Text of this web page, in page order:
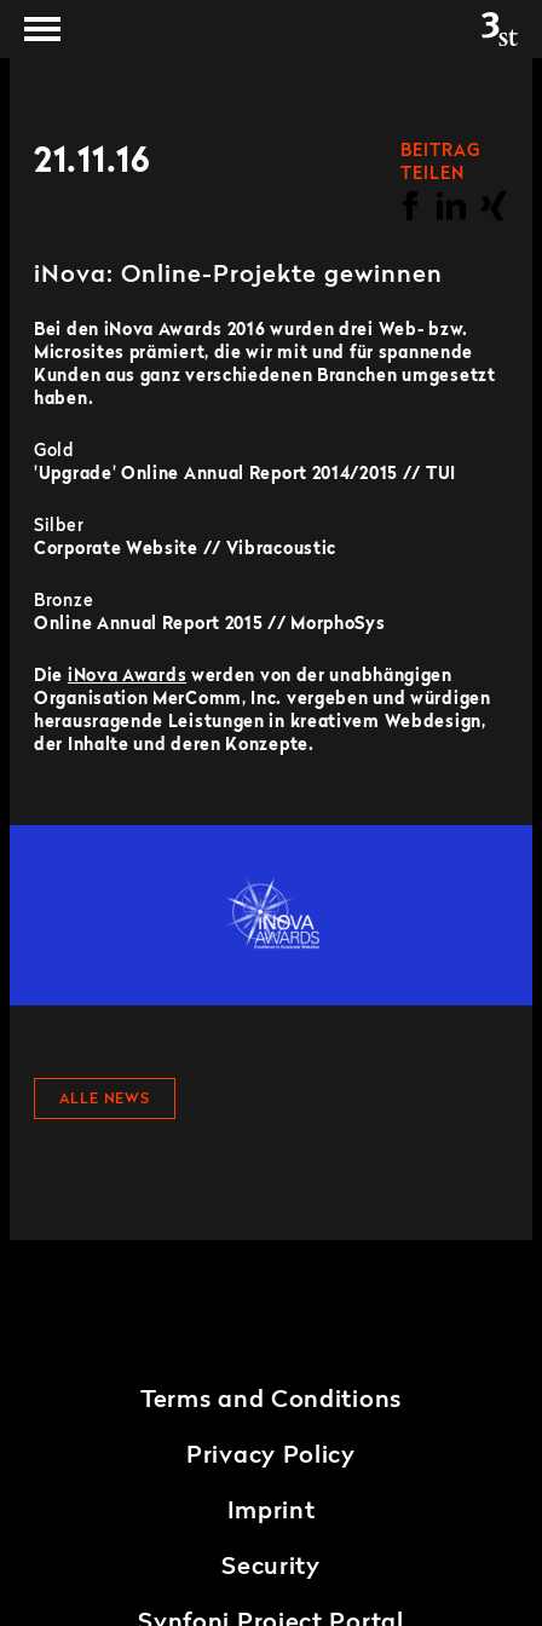
21.11.16
BEITRAG
TEILEN
iNova: Online-Projekte gewinnen
Bei den iNova Awards 2016 wurden drei Web- bzw.
Microsites prämiert, die wir mit und für spannende
Kunden aus ganz verschiedenen Branchen umgesetzt
haben.
Gold
'Upgrade' Online Annual Report 2014/2015 // TUI
Silber
Corporate Website // Vibracoustic
Bronze
Online Annual Report 2015 // MorphoSys
Die iNova Awards werden von der unabhängigen
Organisation MerComm, Inc. vergeben und würdigen
herausragende Leistungen in kreativem Webdesign,
der Inhalte und deren Konzepte.
ALLE NEWS
Terms and Conditions
Privacy Policy
Imprint
Security